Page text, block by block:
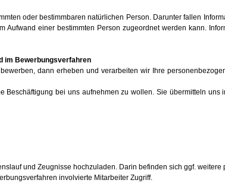
oder bestimmbaren natürlichen Person. Darunter fallen
einer bestimmten Person zugeordnet werden kann.
im Bewerbungsverfahren
dann erheben und verarbeiten wir Ihre
bei uns aufnehmen zu wollen. Sie übermitteln
und Zeugnisse hochzuladen. Darin befinden sich ggf.
involvierte Mitarbeiter Zugriff.